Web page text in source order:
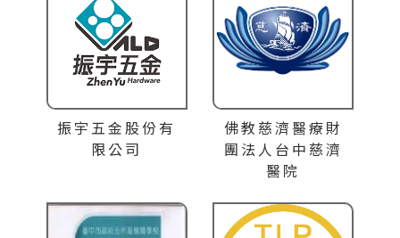
振宇五金股份有
限公司
佛教慈濟醫療財
團法人台中慈濟
醫院